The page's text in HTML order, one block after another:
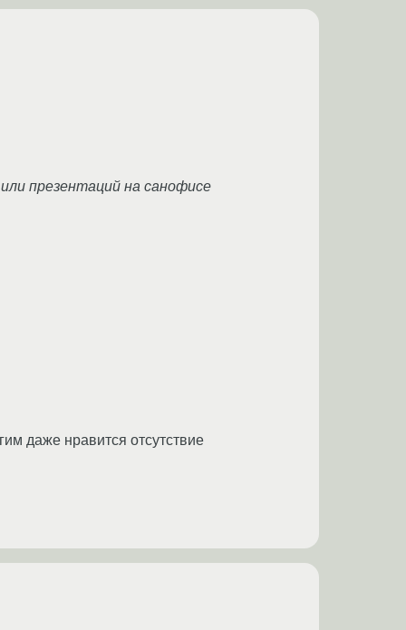
презентаций на санофисе
даже нравится отсутствие